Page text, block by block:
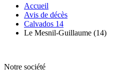
Accueil
Avis de décès
Calvados 14
Le Mesnil-Guillaume (14)
Notre société